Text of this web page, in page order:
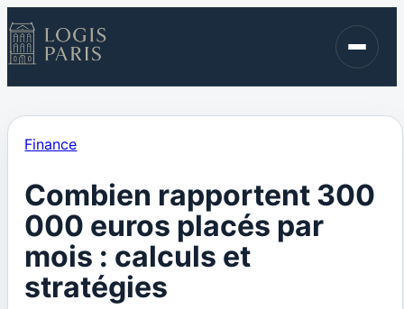
Immobilier
Contact
Finance
Combien rapportent 300
000 euros placés par
mois : calculs et
stratégies